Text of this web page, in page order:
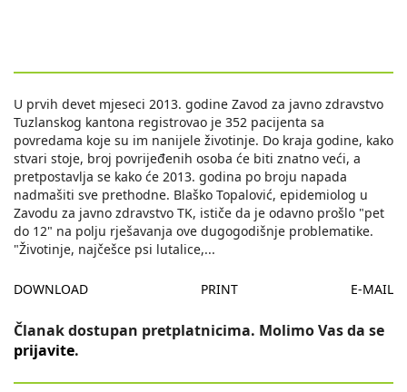
U prvih devet mjeseci 2013. godine Zavod za javno zdravstvo
Tuzlanskog kantona registrovao je 352 pacijenta sa
povredama koje su im nanijele životinje. Do kraja godine, kako
stvari stoje, broj povrijeđenih osoba će biti znatno veći, a
pretpostavlja se kako će 2013. godina po broju napada
nadmašiti sve prethodne. Blaško Topalović, epidemiolog u
Zavodu za javno zdravstvo TK, ističe da je odavno prošlo "pet
do 12" na polju rješavanja ove dugogodišnje problematike.
"Životinje, najčešce psi lutalice,...
DOWNLOAD PRINT E-MAIL
Članak dostupan pretplatnicima. Molimo Vas da se
prijavite.